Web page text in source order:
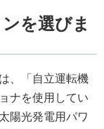
を選びま
、「自立運転機
ナを使用してい
陽光発電用パワ